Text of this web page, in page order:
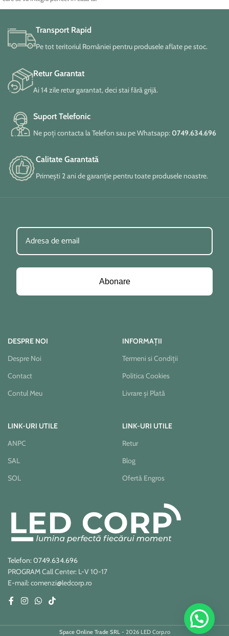
Transport Rapid
Pe tot teritoriul României pentru produsele aflate pe stoc.
Retur Garantat
Ai 14 zile retur garantat, deci stai fără grijă.
Suport Telefonic
Ne poți contacta la Telefon sau pe Whatsapp:0749.634.696
Calitate Garantată
Primești 2 ani de garanție pentru toate produsele noastre.
Abonare
DESPRE NOI
Despre Noi
Contact
Contul Meu
INFORMAȚII
Termeni si Condiții
Politica Cookies
Livrare și Plată
LINK-URI UTILE
ANPC
SAL
SOL
LINK-URI UTILE
Retur
Blog
Ofertă Engros
Telefon: 0749.634.696
PROGRAM Call Center: L-V 10-17
E-mail: comenzi@ledcorp.ro
Space Online Trade SRL - 2026 LED Corp.ro